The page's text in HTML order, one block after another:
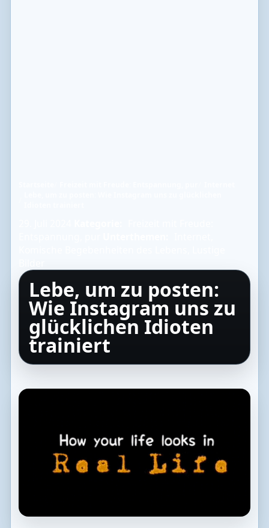
Lebe, um zu posten:
Wie Instagram uns zu
glücklichen Idioten
trainiert